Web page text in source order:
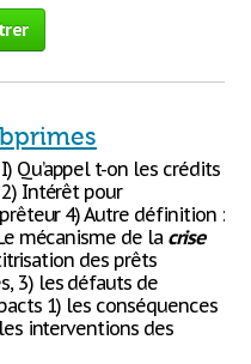
Qu’appel t-on les crédits
Intérêt pour
4) Autre définition :
mécanisme de la crise
des prêts
3) les défauts de
1) les conséquences
interventions des